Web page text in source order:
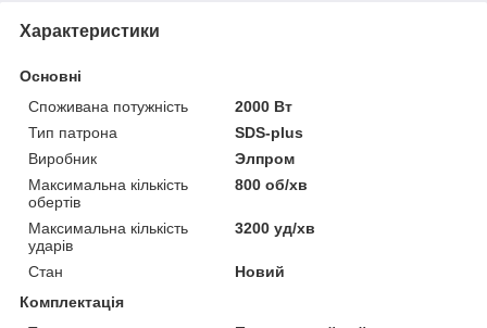
Характеристики
Основні
Споживана потужність
2000 Вт
Тип патрона
SDS-plus
Виробник
Элпром
Максимальна кількість
обертів
800 об/хв
Максимальна кількість
ударів
3200 уд/хв
Стан
Новий
Комплектація